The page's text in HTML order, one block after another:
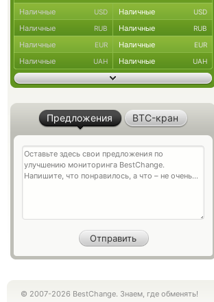
Наличные USD Наличные USD
Наличные RUB Наличные RUB
Наличные EUR Наличные EUR
Наличные UAH Наличные UAH
Предложения BTC-кран
© 2007-2026 BestChange. Знаем, где обменять!